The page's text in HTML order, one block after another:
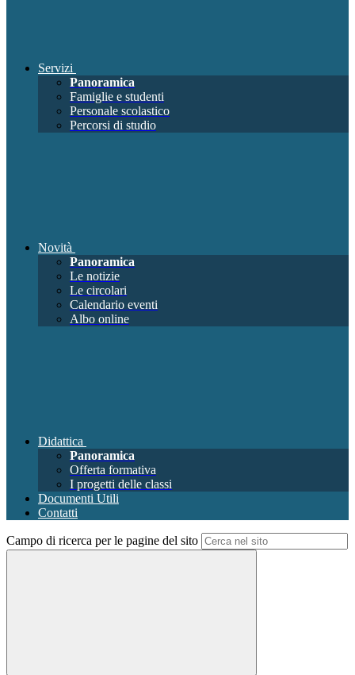
Servizi
Panoramica
Famiglie e studenti
Personale scolastico
Percorsi di studio
Novità
Panoramica
Le notizie
Le circolari
Calendario eventi
Albo online
Didattica
Panoramica
Offerta formativa
I progetti delle classi
Documenti Utili
Contatti
Campo di ricerca per le pagine del sito